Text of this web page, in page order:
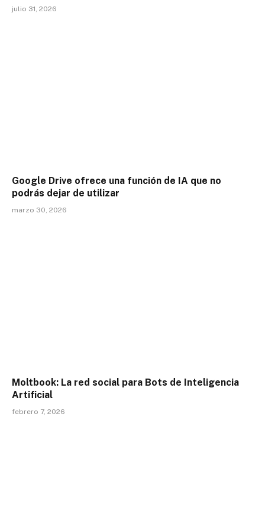
julio 31, 2026
Google Drive ofrece una función de IA que no
podrás dejar de utilizar
marzo 30, 2026
Moltbook: La red social para Bots de Inteligencia
Artificial
febrero 7, 2026